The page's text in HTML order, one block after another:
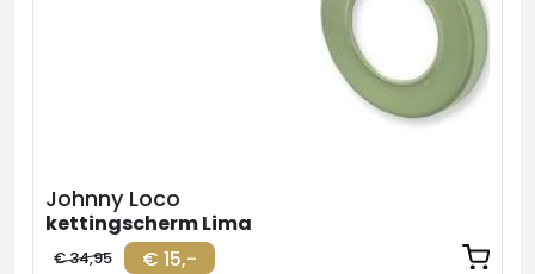
Johnny Loco
kettingscherm Lima
€ 15,-
€ 34,95